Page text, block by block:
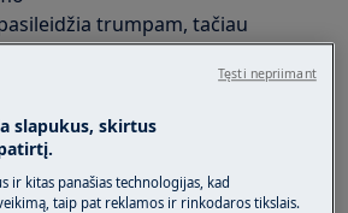
trumpam, tačiau
į ciklo pabaigą
džiovyklėms
džiovyklėms
slapukus, skirtus
ir kitas panašias technologijas, kad
taip pat reklamos ir rinkodaros tikslais.
Tęsti nepriimant